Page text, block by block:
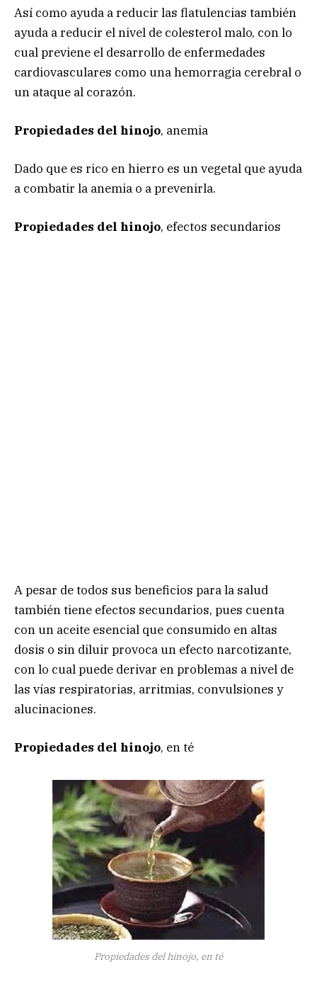
Así como ayuda a reducir las flatulencias también
ayuda a reducir el nivel de colesterol malo, con lo
cual previene el desarrollo de enfermedades
cardiovasculares como una hemorragia cerebral o
un ataque al corazón.
Propiedades del hinojo, anemia
Dado que es rico en hierro es un vegetal que ayuda
a combatir la anemia o a prevenirla.
Propiedades del hinojo, efectos secundarios
A pesar de todos sus beneficios para la salud
también tiene efectos secundarios, pues cuenta
con un aceite esencial que consumido en altas
dosis o sin diluir provoca un efecto narcotizante,
con lo cual puede derivar en problemas a nivel de
las vías respiratorias, arritmias, convulsiones y
alucinaciones.
Propiedades del hinojo, en té
Propiedades del hinojo, en té